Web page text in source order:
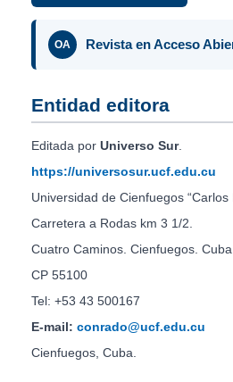
OA Revista en Acceso
Entidad editora
Editada por Universo Sur.
https://universosur.ucf.edu.cu
Universidad de Cienfuegos “Carlos
Carretera a Rodas km 3 1/2.
Cuatro Caminos. Cienfuegos. Cuba.
CP 55100
Tel: +53 43 500167
E-mail: conrado@ucf.edu.cu
Cienfuegos, Cuba.